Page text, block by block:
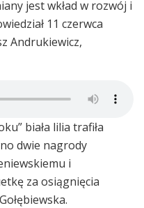
jest wkład w rozwój i
11 czerwca
Andrukiewicz,
biała lilia trafiła
dwie nagrody
i
za osiągnięcia